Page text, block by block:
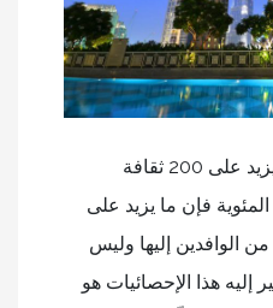
تجمع دبي على أراضيها ما يزيد على 200 ثقافة
فإن ما يزيد على
الوافدين إليها وليس
إليه هذا الإحصائيات هو